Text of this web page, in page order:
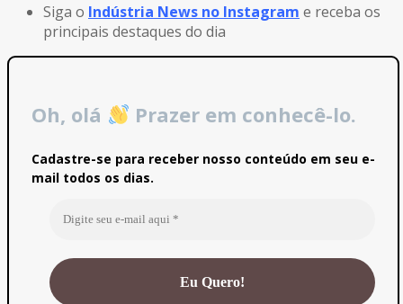
Siga o Indústria News no Instagram e receba os
principais destaques do dia
Oh, olá Prazer em conhecê-lo.
Cadastre-se para receber nosso conteúdo em seu e-
mail todos os dias.